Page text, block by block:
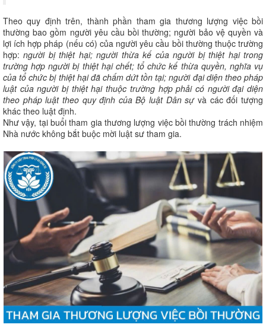
Theo quy định trên, thành phần tham gia thương lượng việc bồi
thường bao gồm người yêu cầu bồi thường; người bảo vệ quyền và
lợi ích hợp pháp (nếu có) của người yêu cầu bồi thường thuộc trường
hợp:người bị thiệt hại; người thừa kế của người bị thiệt hại trong
trường hợp người bị thiệt hại chết; tổ chức kế thừa quyền, nghĩa vụ
của tổ chức bị thiệt hại đã chấm dứt tồn tại; người đại diện theo pháp
luật của người bị thiệt hại thuộc trường hợp phải có người đại diện
theo pháp luật theo quy định của Bộ luật Dân sựvà các đối tượng
khác theo luật định.
Như vậy, tại buổi tham gia thương lượng việc bồi thường trách nhiệm
Nhà nước không bắt buộc mời luật sư tham gia.